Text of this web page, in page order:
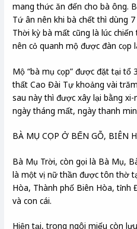
mang thức ăn đến cho bà ông.
Tứ ân nên khi bà chết thì dùng
Thời kỳ bà mất cũng là lúc
nên cỏ quanh mộ được đàn cọp
Mộ “bà mụ cọp” được đặt tại tổ
thất Cao Đài Tự khoảng vài
sau này thì được xây lại bằng
ngày tháng mất, ngày thanh
BÀ MỤ CỌP Ở BẾN GỖ, BIÊN
Bà Mụ Trời, còn gọi là Bà Mụ,
là một vị nữ thần được tôn thờ
Hòa, Thành phố Biên Hòa, tỉnh
và con cái.
Hiện tại, trong ngôi miếu còn